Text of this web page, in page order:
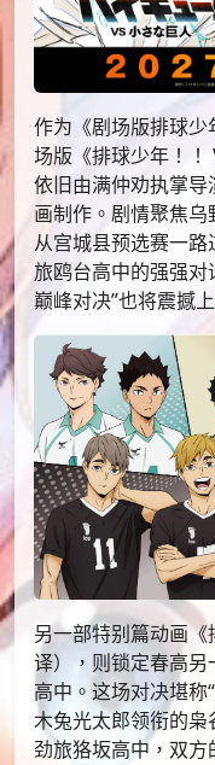
作为《剧场版排球
场版《排球少年！！
依旧由满仲劝执掌
画制作。剧情聚焦
从宫城县预选赛一
旅鸥台高中的强强对
巅峰对决”也将震撼
另一部特别篇动画
译），则锁定春高
高中。这场对决堪称
木兔光太郎领衔的
劲旅狢坂高中，双方